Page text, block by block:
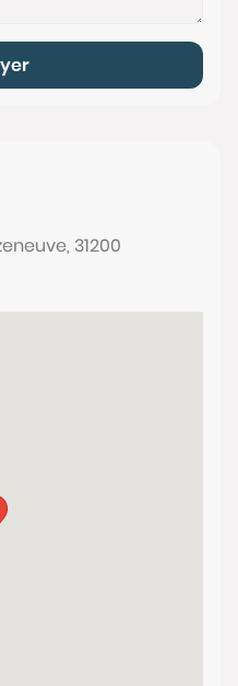
31200